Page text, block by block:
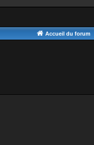
Accueil du forum